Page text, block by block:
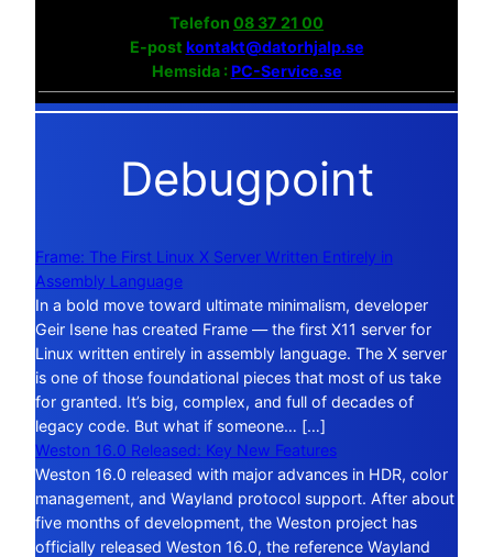
Telefon 08 37 21 00
E-post kontakt@datorhjalp.se
Hemsida :PC-Service.se
Debugpoint
Frame: The First Linux X Server Written Entirely in
Assembly Language
In a bold move toward ultimate minimalism, developer
Geir Isene has created Frame — the first X11 server for
Linux written entirely in assembly language. The X server
is one of those foundational pieces that most of us take
for granted. It’s big, complex, and full of decades of
legacy code. But what if someone… […]
Weston 16.0 Released: Key New Features
Weston 16.0 released with major advances in HDR, color
management, and Wayland protocol support. After about
five months of development, the Weston project has
officially released Weston 16.0, the reference Wayland